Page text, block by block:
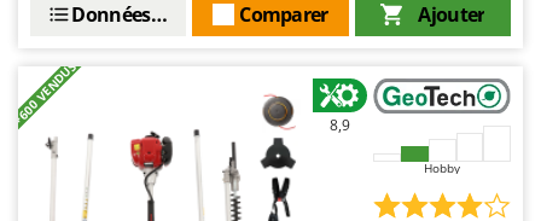
Ajouter
Comparer
Données techniques
+600 VENDUS 8,9
Hobby